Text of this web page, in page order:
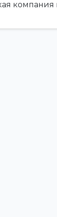
компания